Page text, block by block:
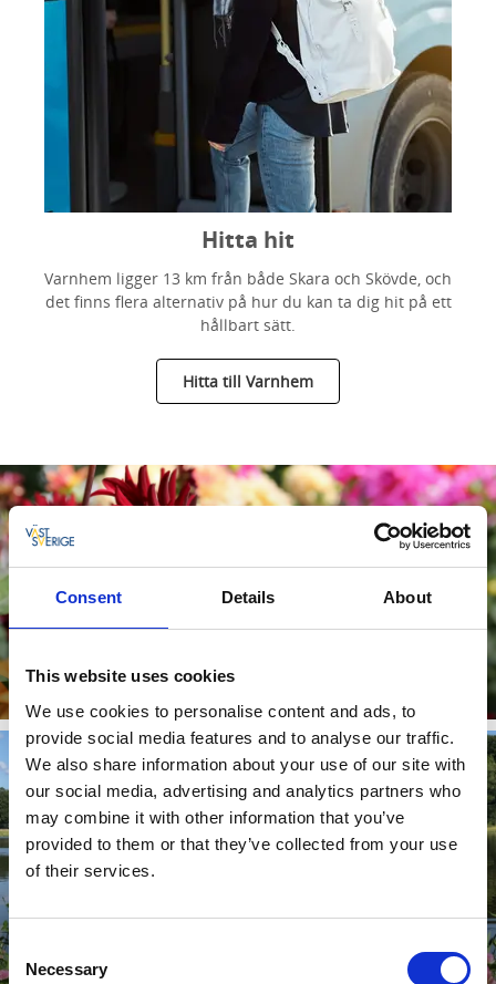
Consent Details About
This website uses cookies
We use cookies to personalise content and ads, to
provide social media features and to analyse our traffic.
We also share information about your use of our site with
our social media, advertising and analytics partners who
may combine it with other information that you’ve
provided to them or that they’ve collected from your use
of their services.
Consent
Selection
Necessary
Hitta hit
Varnhem ligger 13 km från både Skara och Skövde, och
det finns flera alternativ på hur du kan ta dig hit på ett
hållbart sätt.
Hitta till Varnhem
Dahliasolen i Varnhem
Besök visningsträdgården med 60 olika sorters dahlior.
Klostersjön
Läs mer